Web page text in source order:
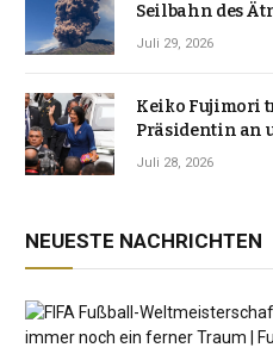
Seilbahn des
Juli 29, 2026
Keiko Fujimori
Präsidentin an
Jahrzehnt der
Juli 28, 2026
NEUESTE NACHRICHTEN